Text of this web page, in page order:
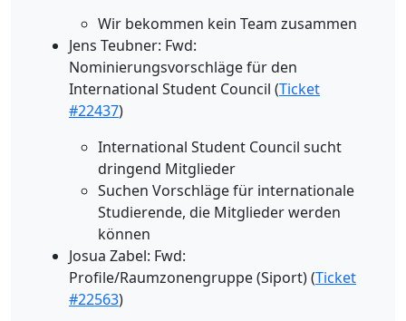
Wir bekommen kein Team zusammen
Jens Teubner: Fwd:
Nominierungsvorschläge für den
International Student Council (Ticket
#22437)
International Student Council sucht
dringend Mitglieder
Suchen Vorschläge für internationale
Studierende, die Mitglieder werden
können
Josua Zabel: Fwd:
Profile/Raumzonengruppe (Siport) (Ticket
#22563)